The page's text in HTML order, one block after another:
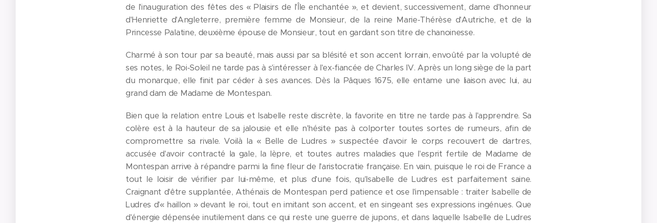
de l'inauguration des fêtes des « Plaisirs de l'Île enchantée », et devient, successivement, dame d'honneur
d'Henriette d'Angleterre, première femme de Monsieur, de la reine Marie-Thérèse d'Autriche, et de la
Princesse Palatine, deuxième épouse de Monsieur, tout en gardant son titre de chanoinesse.
Charmé à son tour par sa beauté, mais aussi par sa blésité et son accent lorrain, envoûté par la volupté de
ses notes, le Roi-Soleil ne tarde pas à s'intéresser à l'ex-fiancée de Charles IV. Après un long siège de la part
du monarque, elle finit par céder à ses avances. Dès la Pâques 1675, elle entame une liaison avec lui, au
grand dam de Madame de Montespan.
Bien que la relation entre Louis et Isabelle reste discrète, la favorite en titre ne tarde pas à l'apprendre. Sa
colère est à la hauteur de sa jalousie et elle n'hésite pas à colporter toutes sortes de rumeurs, afin de
compromettre sa rivale. Voilà la « Belle de Ludres » suspectée d'avoir le corps recouvert de dartres,
accusée d'avoir contracté la gale, la lèpre, et toutes autres maladies que l'esprit fertile de Madame de
Montespan arrive à répandre parmi la fine fleur de l'aristocratie française. En vain, puisque le roi de France a
tout le loisir de vérifier par lui-même, et plus d'une fois, qu'Isabelle de Ludres est parfaitement saine.
Craignant d'être supplantée, Athénaïs de Montespan perd patience et ose l'impensable : traiter Isabelle de
Ludres d'« haillon » devant le roi, tout en imitant son accent, et en singeant ses expressions ingénues. Que
d'énergie dépensée inutilement dans ce qui reste une guerre de jupons, et dans laquelle Isabelle de Ludres